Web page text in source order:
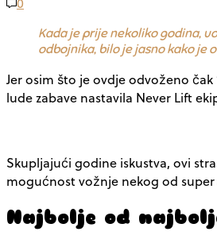
Kada je prije nekoliko godina,
odbojnika, bilo je jasno kako je
Jer osim što je ovdje odvoženo
lude zabave nastavila Never Lift
Skupljajući godine iskustva, ovi
mogućnost vožnje nekog od
Najbolje od